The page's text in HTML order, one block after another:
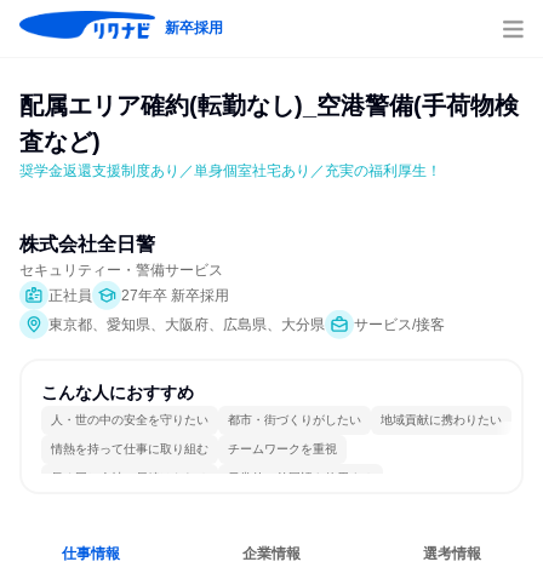
新卒採用
配属エリア確約(転勤なし)_空港警備(手荷物検
査など)
奨学金返還支援制度あり／単身個室社宅あり／充実の福利厚生！
株式会社全日警
セキュリティー・警備サービス
正社員
27年卒 新卒採用
東京都、愛知県、大阪府、広島県、大分県
サービス/接客
こんな人におすすめ
人・世の中の安全を守りたい 都市・街づくりがしたい 地域貢献に携わりたい
情熱を持って仕事に取り組む チームワークを重視
長く同じ会社に居続けられる 日常的に外国語を使用する
仕事情報 企業情報 選考情報